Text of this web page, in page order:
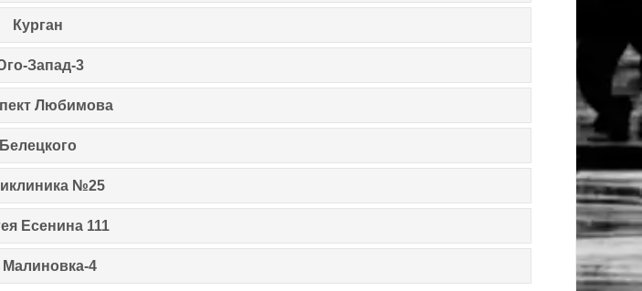
Курган
Запад-3
Любимова
Белецкого
№25
Есенина 111
4